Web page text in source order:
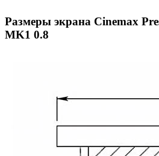
Размеры экрана Cinemax
MK1 0.8